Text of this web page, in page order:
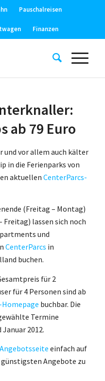
Pauschalreisen
Finanzen
ab 79 Euro
und vor allem auch kälter
in die Ferienparks von
aktuellen CenterParcs-
(Freitag – Montag)
lassen sich noch
und
CenterParcs in
buchen.
für 2
für 4 Personen sind ab
buchbar. Die
Termine
2012.
Angebotsseite einfach auf
Angebote zu